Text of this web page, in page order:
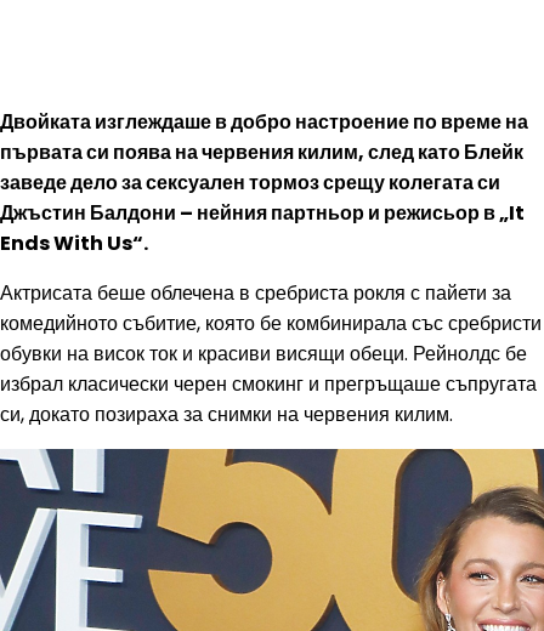
Двойката изглеждаше в добро настроение по време на
първата си поява на червения килим, след като Блейк
заведе дело за сексуален тормоз срещу колегата си
Джъстин Балдони – нейния партньор и режисьор в „It
Ends With Us“.
Актрисата беше облечена в сребриста рокля с пайети за
комедийното събитие, която бе комбинирала със сребристи
обувки на висок ток и красиви висящи обеци. Рейнолдс бе
избрал класически черен смокинг и прегръщаше съпругата
си, докато позираха за снимки на червения килим.